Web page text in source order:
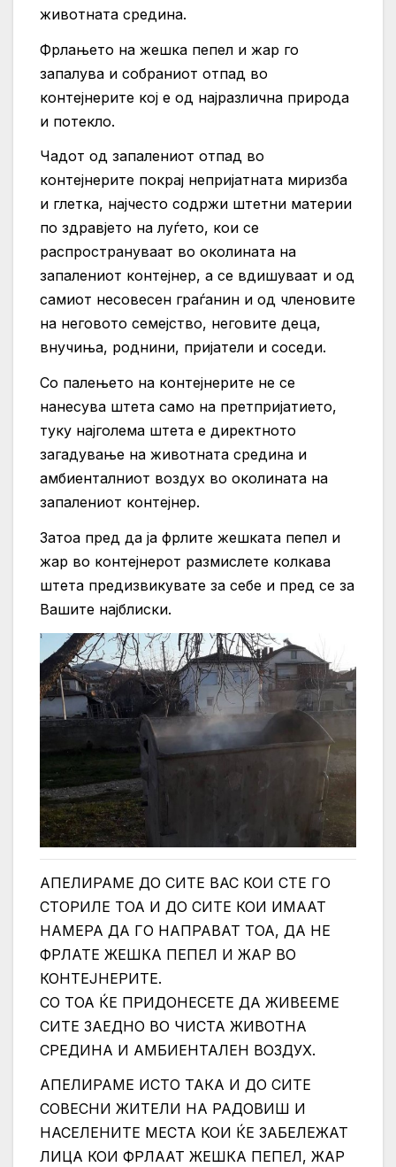
животната средина.
Фрлањето на жешка пепел и жар го
запалува и собраниот отпад во
контејнерите кој е од најразлична природа
и потекло.
Чадот од запалениот отпад во
контејнерите покрај непријатната миризба
и глетка, најчесто содржи штетни материи
по здравјето на луѓето, кои се
распространуваат во околината на
запалениот контејнер, а се вдишуваат и од
самиот несовесен граѓанин и од членовите
на неговото семејство, неговите деца,
внучиња, роднини, пријатели и соседи.
Со палењето на контејнерите не се
нанесува штета само на претпријатието,
туку најголема штета е директното
загадување на животната средина и
амбиенталниот воздух во околината на
запалениот контејнер.
Затоа пред да ја фрлите жешката пепел и
жар во контејнерот размислете колкава
штета предизвикувате за себе и пред се за
Вашите најблиски.
АПЕЛИРАМЕ ДО СИТЕ ВАС КОИ СТЕ ГО
СТОРИЛЕ ТОА И ДО СИТЕ КОИ ИМААТ
НАМЕРА ДА ГО НАПРАВАТ ТОА, ДА НЕ
ФРЛАТЕ ЖЕШКА ПЕПЕЛ И ЖАР ВО
КОНТЕЈНЕРИТЕ.
СО ТОА ЌЕ ПРИДОНЕСЕТЕ ДА ЖИВЕЕМЕ
СИТЕ ЗАЕДНО ВО ЧИСТА ЖИВОТНА
СРЕДИНА И АМБИЕНТАЛЕН ВОЗДУХ.
АПЕЛИРАМЕ ИСТО ТАКА И ДО СИТЕ
СОВЕСНИ ЖИТЕЛИ НА РАДОВИШ И
НАСЕЛЕНИТЕ МЕСТА КОИ ЌЕ ЗАБЕЛЕЖАТ
ЛИЦА КОИ ФРЛААТ ЖЕШКА ПЕПЕЛ, ЖАР